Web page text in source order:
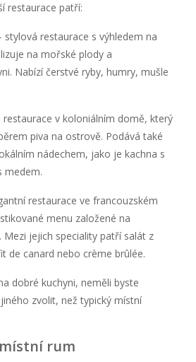
restaurace patří:
- stylová restaurace s výhledem na
na mořské plody a
Nabízí čerstvé ryby, humry, mušle
restaurace v koloniálním domě, který
piva na ostrově. Podává také
nádechem, jako je kachna s
medem.
restaurace ve francouzském
menu založené na
Mezi jejich speciality patří salát z
de canard nebo crème brûlée.
dobré kuchyni, neměli byste
zvolit, než typický místní
rum